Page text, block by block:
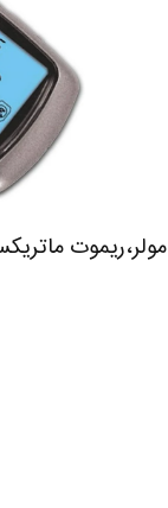
ماتریکس